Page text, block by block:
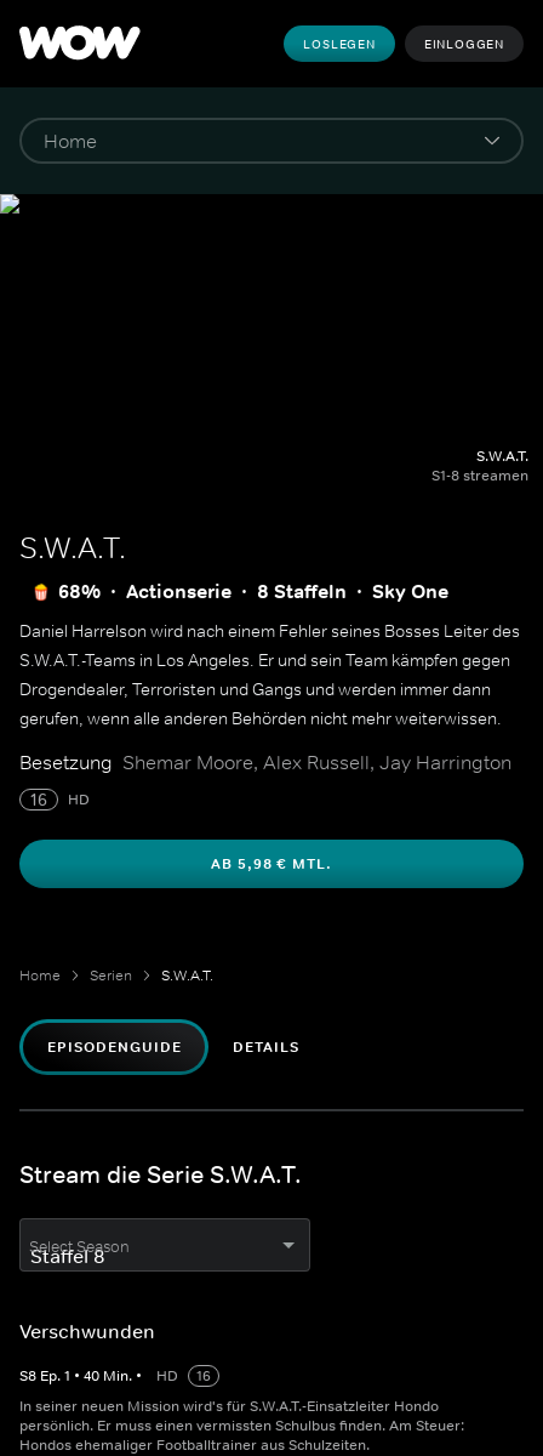
LOSLEGEN EINLOGGEN
S.W.A.T.
S1-8 streamen
S.W.A.T.
68% Actionserie 8 Staffeln Sky One
Daniel Harrelson wird nach einem Fehler seines Bosses Leiter des
S.W.A.T.-Teams in Los Angeles. Er und sein Team kämpfen gegen
Drogendealer, Terroristen und Gangs und werden immer dann
gerufen, wenn alle anderen Behörden nicht mehr weiterwissen.
Besetzung Shemar Moore, Alex Russell, Jay Harrington
16 HD
AB 5,98 € MTL.
Home Serien S.W.A.T.
EPISODENGUIDE DETAILS
Stream die Serie S.W.A.T.
Select Season
Verschwunden
S8 Ep.1 • 40 Min. • HD
16
In seiner neuen Mission wird's für S.W.A.T.-Einsatzleiter Hondo
persönlich. Er muss einen vermissten Schulbus finden. Am Steuer:
Hondos ehemaliger Footballtrainer aus Schulzeiten.